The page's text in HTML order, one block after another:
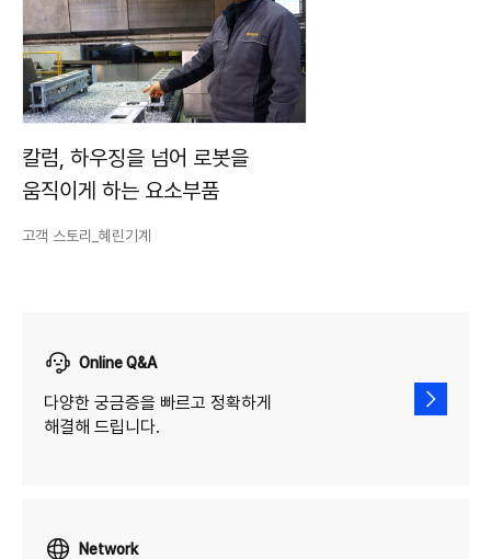
칼럼, 하우징을 넘어 로봇을
움직이게 하는 요소부품
고객 스토리_혜린기계
Online Q&A
다양한 궁금증을 빠르고 정확하게
해결해 드립니다.
Network